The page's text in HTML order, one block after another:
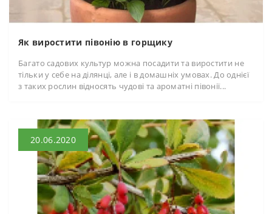
Як виростити півонію в горщику
Багато садових культур можна посадити та виростити не
тільки у себе на ділянці, але і в домашніх умовах. До однієї
з таких рослин відносять чудові та ароматні півонії...
20.06.2020